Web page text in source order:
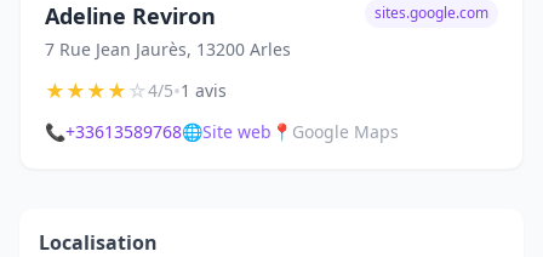
Adeline Reviron
7 Rue Jean Jaurès, 13200 Arles
sites.google.com
★★★★☆4/5•1 avis
📞+33613589768🌐Site web 📍 Google Maps
Localisation